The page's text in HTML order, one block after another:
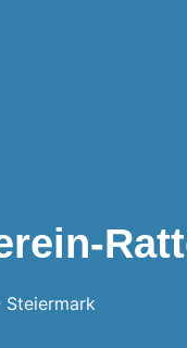
Steiermark